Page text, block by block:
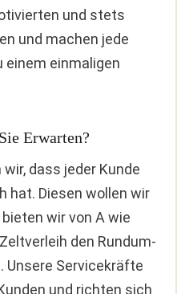
und stets
und machen jede
einem einmaligen
Erwarten?
dass jeder Kunde
hat. Diesen wollen wir
wir von A wie
den Rundum-
Unsere Servicekräfte
und richten sich